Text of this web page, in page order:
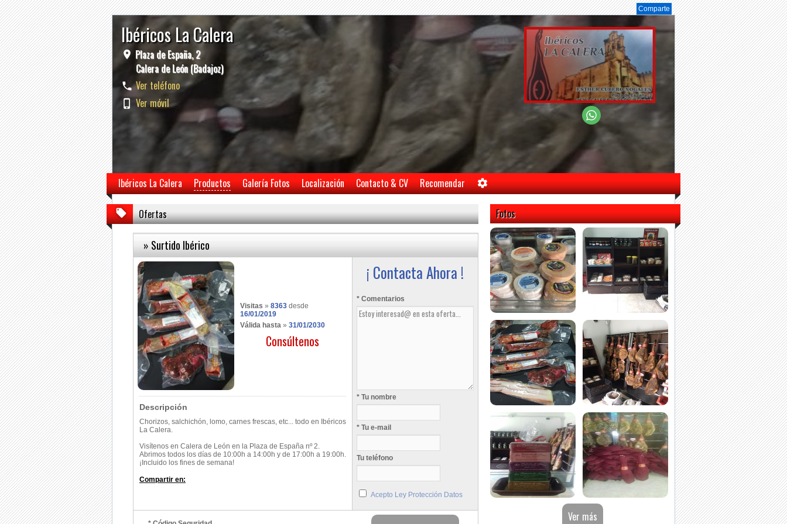
Comparte
Ibéricos La Calera
Plaza de España, 2
Calera de León (Badajoz)
Ver teléfono
Ver móvil
Ibéricos La Calera Productos Galería Fotos Localización Contacto & CV Recomendar
Ofertas
» Surtido Ibérico
Visitas » 8363 desde
16/01/2019
Válida hasta » 31/01/2030
Consúltenos
Descripción
Chorizos, salchichón, lomo, carnes frescas, etc... todo en Ibéricos
La Calera.
Visítenos en Calera de León en la Plaza de España nº 2.
Abrimos todos los días de 10:00h a 14:00h y de 17:00h a 19:00h.
¡Incluido los fines de semana!
Compartir en:
¡ Contacta Ahora !
* Comentarios
* Tu nombre
* Tu e-mail
Tu teléfono
Acepto Ley Protección Datos
Fotos